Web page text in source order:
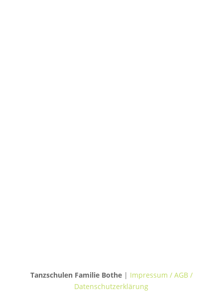
Tanzschulen Familie Bothe| Impressum / AGB /
Datenschutzerklärung